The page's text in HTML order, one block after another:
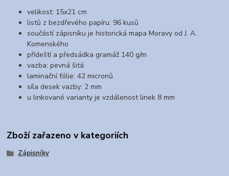
velikost: 15x21 cm
listů z bezdřevého papíru: 96 kusů
součástí zápisníku je historická mapa Moravy od J. A.
Komenského
přídeští a předsádka gramáž 140 g/m
vazba: pevná šitá
laminační fólie: 42 micronů
síla desek vazby: 2 mm
u linkované varianty je vzdálenost linek 8 mm
Zboží zařazeno v kategoriích
Zápisníky